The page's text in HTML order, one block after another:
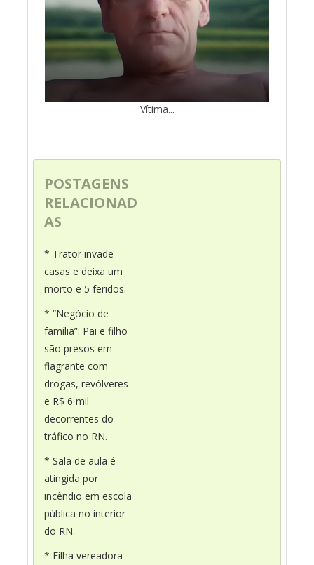
Vítima...
POSTAGENS
RELACIONAD
AS
* Trator invade
casas e deixa um
morto e 5 feridos.
* “Negócio de
família”: Pai e filho
são presos em
flagrante com
drogas, revólveres
e R$ 6 mil
decorrentes do
tráfico no RN.
* Sala de aula é
atingida por
incêndio em escola
pública no interior
do RN.
* Filha vereadora